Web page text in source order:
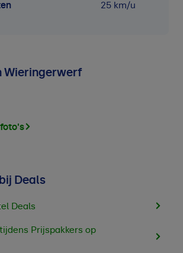
25 km/u
Wieringerwerf
Deals
Deals
Prijspakkers op